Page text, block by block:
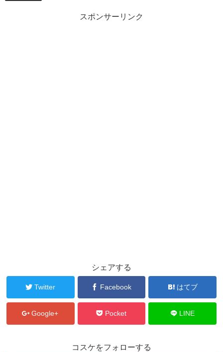
スポンサーリンク
シェアする
Twitter Facebook はてブ
Google+ Pocket LINE
コスケをフォローする